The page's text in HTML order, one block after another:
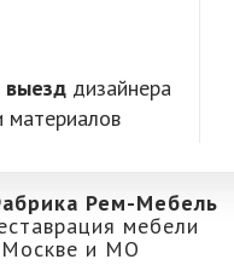
выезд дизайнера
материалов
Рем-Мебель
мебели
и МО